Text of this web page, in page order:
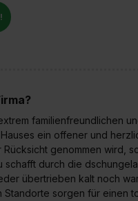
familienfreundlichen
ein offener und
genommen wird,
schafft durch die
übertrieben kalt noch
sorgen für einen